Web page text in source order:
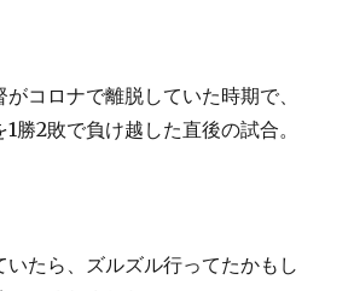
コロナで離脱していた時期で、
勝2敗で負け越した直後の試合。
いたら、ズルズル行ってたかもし